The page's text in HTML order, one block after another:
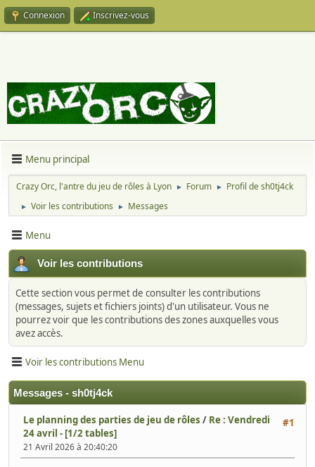
Connexion Inscrivez-vous
Menu principal
Crazy Orc, l'antre du jeu de rôles à Lyon ► Forum ► Profil de sh0tj4ck
► Voir les contributions ► Messages
Menu
Voir les contributions
Cette section vous permet de consulter les contributions
(messages, sujets et fichiers joints) d'un utilisateur. Vous ne
pourrez voir que les contributions des zones auxquelles vous
avez accès.
Voir les contributions Menu
Messages - sh0tj4ck
#1
Le planning des parties de jeu de rôles / Re : Vendredi
24 avril - [1/2 tables]
21 Avril 2026 à 20:40:20